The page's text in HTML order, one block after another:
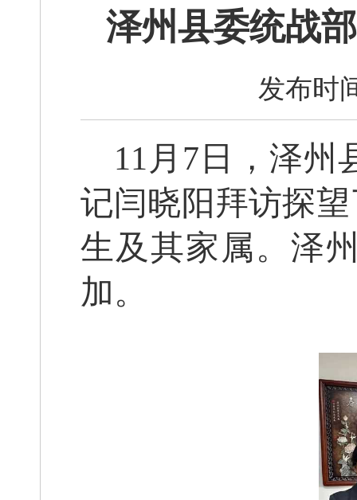
泽州县委统战
发布时
11月7日，泽州
记闫晓阳拜访探
生及其家属。泽
加。